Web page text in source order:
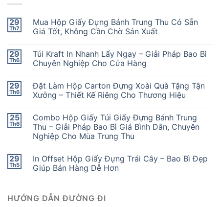
29
Th7
Mua Hộp Giấy Đựng Bánh Trung Thu Có Sẵn
Giá Tốt, Không Cần Chờ Sản Xuất
29
Th6
Túi Kraft In Nhanh Lấy Ngay – Giải Pháp Bao Bì
Chuyên Nghiệp Cho Cửa Hàng
29
Th6
Đặt Làm Hộp Carton Đựng Xoài Quà Tặng Tận
Xưởng – Thiết Kế Riêng Cho Thương Hiệu
25
Th6
Combo Hộp Giấy Túi Giấy Đựng Bánh Trung
Thu – Giải Pháp Bao Bì Giá Bình Dân, Chuyên
Nghiệp Cho Mùa Trung Thu
29
Th5
In Offset Hộp Giấy Đựng Trái Cây – Bao Bì Đẹp
Giúp Bán Hàng Dễ Hơn
HƯỚNG DẪN ĐƯỜNG ĐI